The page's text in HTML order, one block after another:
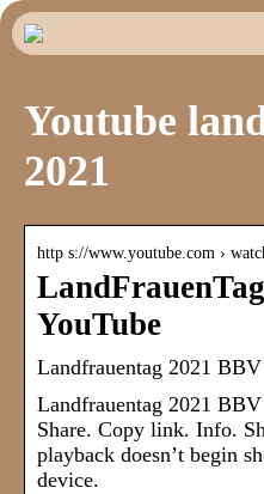
Youtube
2021
http s://www.youtube.com ›
YouTube
Landfrauentag 2021
Landfrauentag 2021
Share. Copy link. Info.
playback doesn’t begin
device.